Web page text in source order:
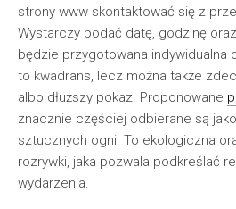
strony www skontaktować się z
Wystarczy podać datę, godzinę
będzie przygotowana indywidualna
to kwadrans, lecz można także
albo dłuższy pokaz. Proponowane
znacznie częściej odbierane są
sztucznych ogni. To ekologiczna
rozrywki, jaka pozwala podkreślać
wydarzenia.